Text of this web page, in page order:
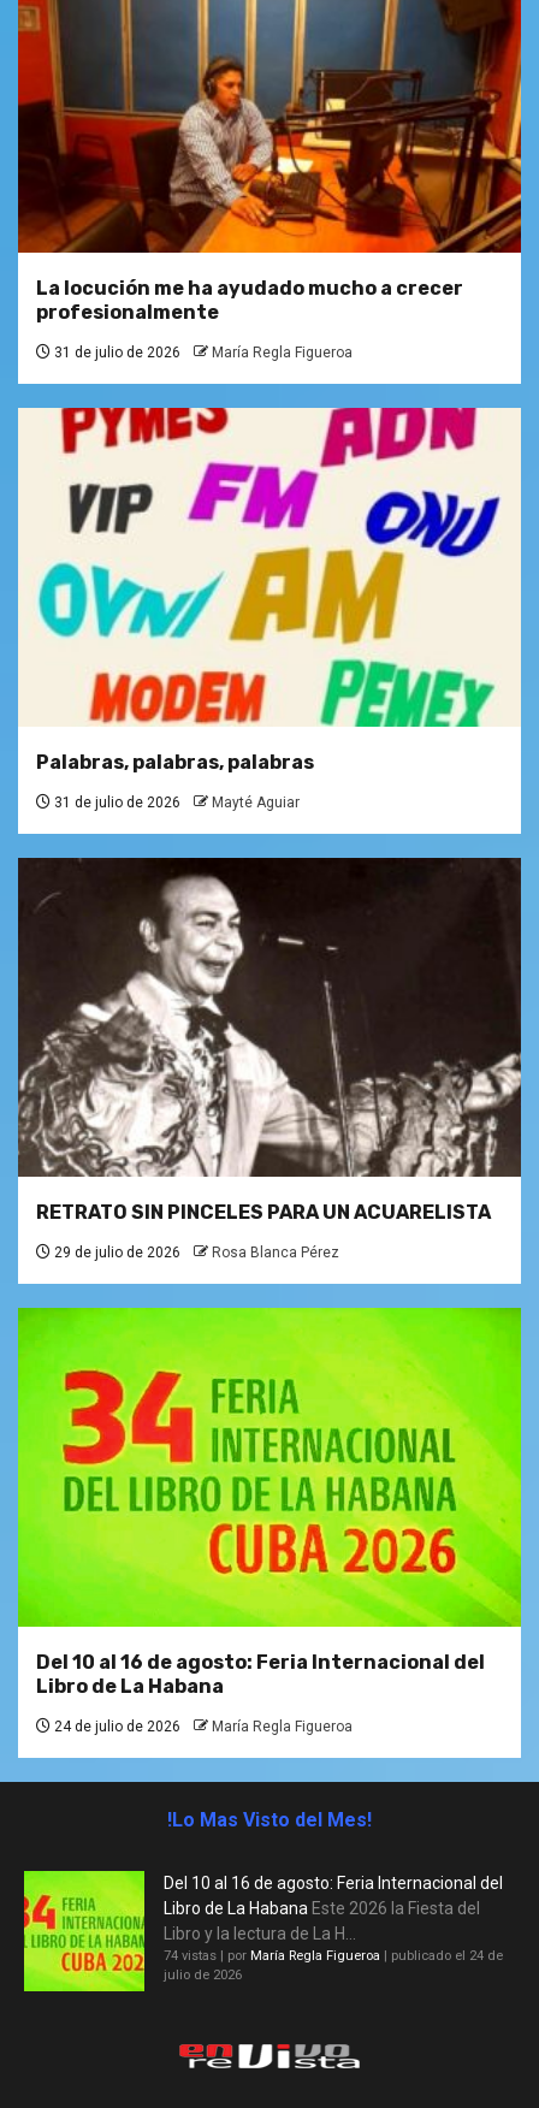
La locución me ha ayudado mucho a crecer
profesionalmente
31 de julio de 2026 María Regla Figueroa
Palabras, palabras, palabras
31 de julio de 2026 Mayté Aguiar
RETRATO SIN PINCELES PARA UN ACUARELISTA
29 de julio de 2026 Rosa Blanca Pérez
Del 10 al 16 de agosto: Feria Internacional del
Libro de La Habana
24 de julio de 2026 María Regla Figueroa
!Lo Mas Visto del Mes!
Del 10 al 16 de agosto: Feria Internacional del
Libro de La Habana Este 2026 la Fiesta del
Libro y la lectura de La H...
74 vistas | por María Regla Figueroa | publicado el 24 de
julio de 2026